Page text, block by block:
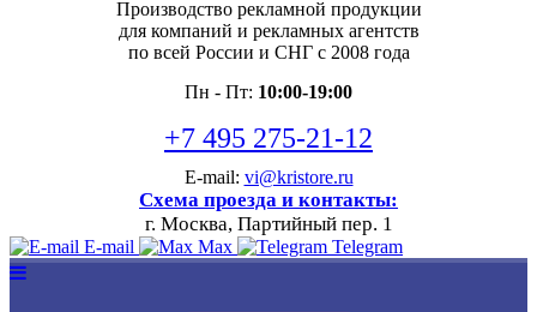
Производство рекламной продукции
для компаний и рекламных агентств
по всей России и СНГ с 2008 года
Пн - Пт: 10:00-19:00
+7 495 275-21-12
E-mail: vi@kristore.ru
Схема проезда и контакты:
г. Москва, Партийный пер. 1
E-mail Max Telegram